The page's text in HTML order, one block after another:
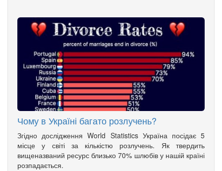
Чому в Україні багато розлучень?
Згідно дослідження World Statistics Україна посідає 5
місце у світі за кількістю розлучень. Як твердить
вищеназваний ресурс близько 70% шлюбів у нашій країні
розпадається.